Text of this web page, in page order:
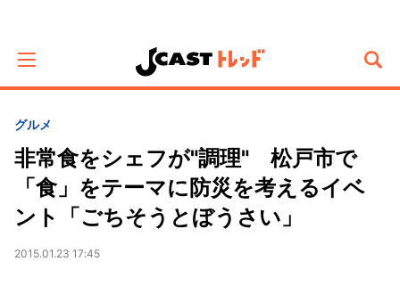
グルメ
非常食をシェフが"調理" 松戸市で
「食」をテーマに防災を考えるイベ
ント「ごちそうとぼうさい」
2015.01.23 17:45